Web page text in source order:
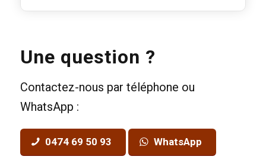
Une question ?
Contactez-nous par téléphone ou
WhatsApp :
0474 69 50 93 WhatsApp